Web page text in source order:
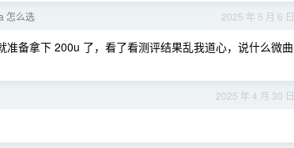
2025 年 5 月 6 日
怎么选
备拿下 200u 了，看了看测评结果乱我道心，说什么微曲
2025 年 4 月 30 日